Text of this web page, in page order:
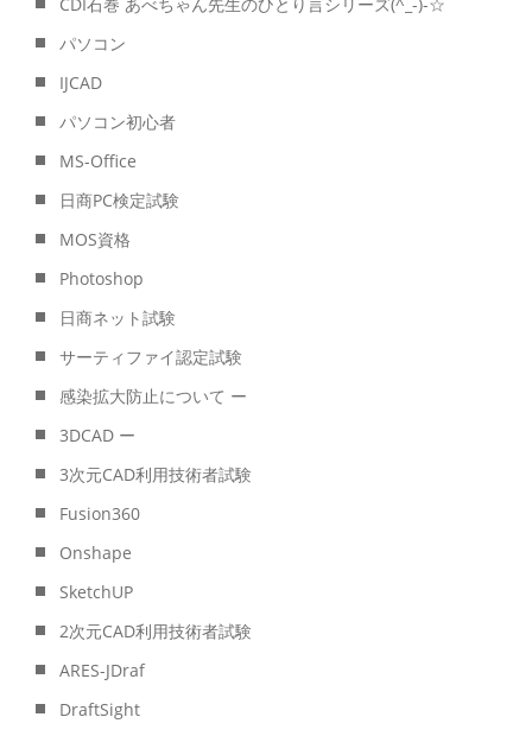
パソコン
IJCAD
パソコン初心者
MS-Office
日商PC検定試験
MOS資格
Photoshop
日商ネット試験
サーティファイ認定試験
感染拡大防止について ー
3DCAD ー
3次元CAD利用技術者試験
Fusion360
Onshape
SketchUP
2次元CAD利用技術者試験
ARES-JDraf
DraftSight